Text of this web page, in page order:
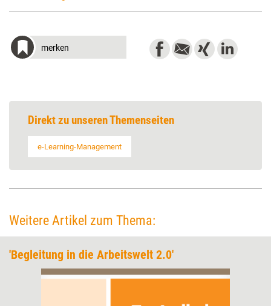
merken
Direkt zu unseren Themenseiten
e-Learning-Management
Weitere Artikel zum Thema:
'Begleitung in die Arbeitswelt 2.0'